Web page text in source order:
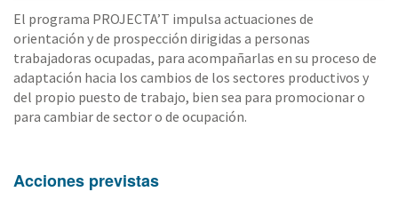
El programa PROJECTA’T impulsa actuaciones de
orientación y de prospección dirigidas a personas
trabajadoras ocupadas, para acompañarlas en su proceso de
adaptación hacia los cambios de los sectores productivos y
del propio puesto de trabajo, bien sea para promocionar o
para cambiar de sector o de ocupación.
Acciones previstas